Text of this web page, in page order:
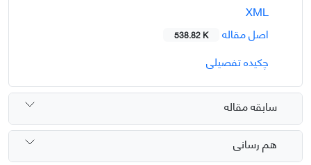
اصل مقاله
538.82 K
چکیده تفصیلی
سابقه مقاله
هم رسانی